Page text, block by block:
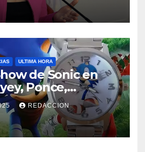
ULTIMA HORA
de Sonic en
Ponce,
y Humacao,
para el que
REDACCION